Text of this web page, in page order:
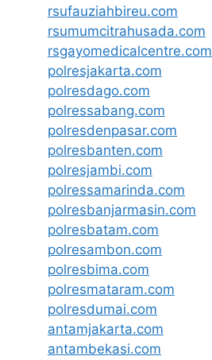
rsufauziahbireu.com
rsumumcitrahusada.com
rsgayomedicalcentre.com
polresjakarta.com
polresdago.com
polressabang.com
polresdenpasar.com
polresbanten.com
polresjambi.com
polressamarinda.com
polresbanjarmasin.com
polresbatam.com
polresambon.com
polresbima.com
polresmataram.com
polresdumai.com
antamjakarta.com
antambekasi.com